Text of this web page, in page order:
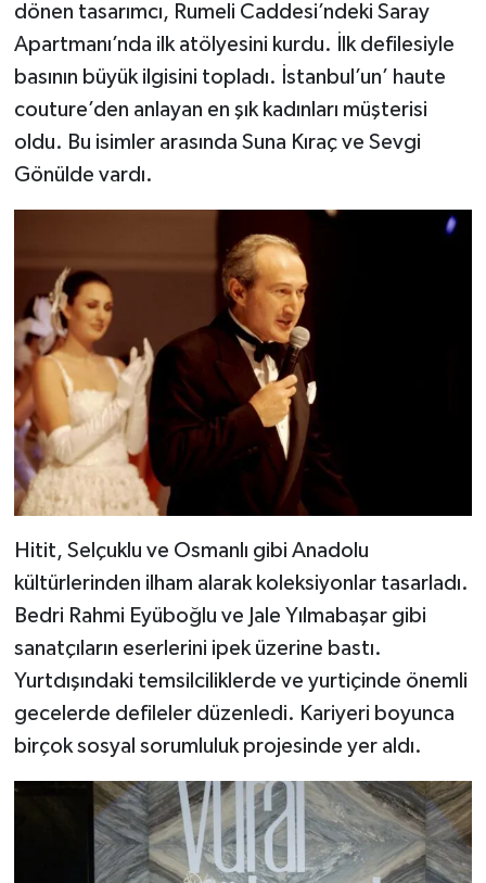
dönen tasarımcı, Rumeli Caddesi’ndeki Saray
Apartmanı’nda ilk atölyesini kurdu. İlk defilesiyle
basının büyük ilgisini topladı. İstanbul’un’ haute
couture’den anlayan en şık kadınları müşterisi
oldu. Bu isimler arasında Suna Kıraç ve Sevgi
Gönülde vardı.
Hitit, Selçuklu ve Osmanlı gibi Anadolu
kültürlerinden ilham alarak koleksiyonlar tasarladı.
Bedri Rahmi Eyüboğlu ve Jale Yılmabaşar gibi
sanatçıların eserlerini ipek üzerine bastı.
Yurtdışındaki temsilciliklerde ve yurtiçinde önemli
gecelerde defileler düzenledi. Kariyeri boyunca
birçok sosyal sorumluluk projesinde yer aldı.